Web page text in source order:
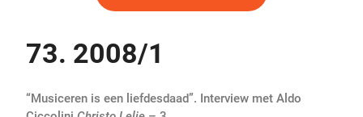
73. 2008/1
“Musiceren is een liefdesdaad”. Interview met Aldo